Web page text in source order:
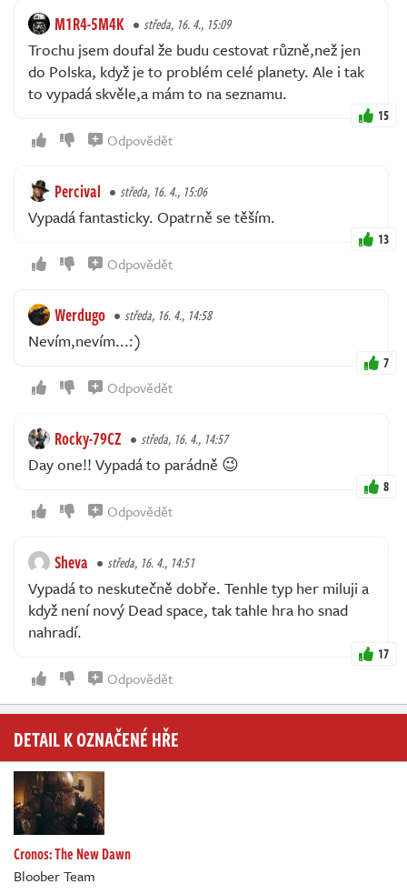
M1R4-5M4K středa, 16. 4., 15:09
Trochu jsem doufal že budu cestovat různě,než jen
do Polska, když je to problém celé planety. Ale i tak
to vypadá skvěle,a mám to na seznamu.
15
Odpovědět
Percival středa, 16. 4., 15:06
Vypadá fantasticky. Opatrně se těším.
13
Odpovědět
Werdugo středa, 16. 4., 14:58
Nevím,nevím...:)
7
Odpovědět
Rocky-79CZ středa, 16. 4., 14:57
Day one!! Vypadá to parádně 😉
8
Odpovědět
Sheva středa, 16. 4., 14:51
Vypadá to neskutečně dobře. Tenhle typ her miluji a
když není nový Dead space, tak tahle hra ho snad
nahradí.
17
Odpovědět
DETAIL K OZNAČENÉ HŘE
Cronos: The New Dawn
Bloober Team